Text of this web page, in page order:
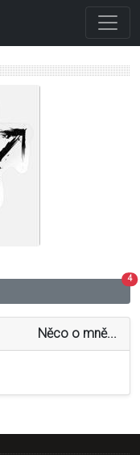
4
Něco o mně...